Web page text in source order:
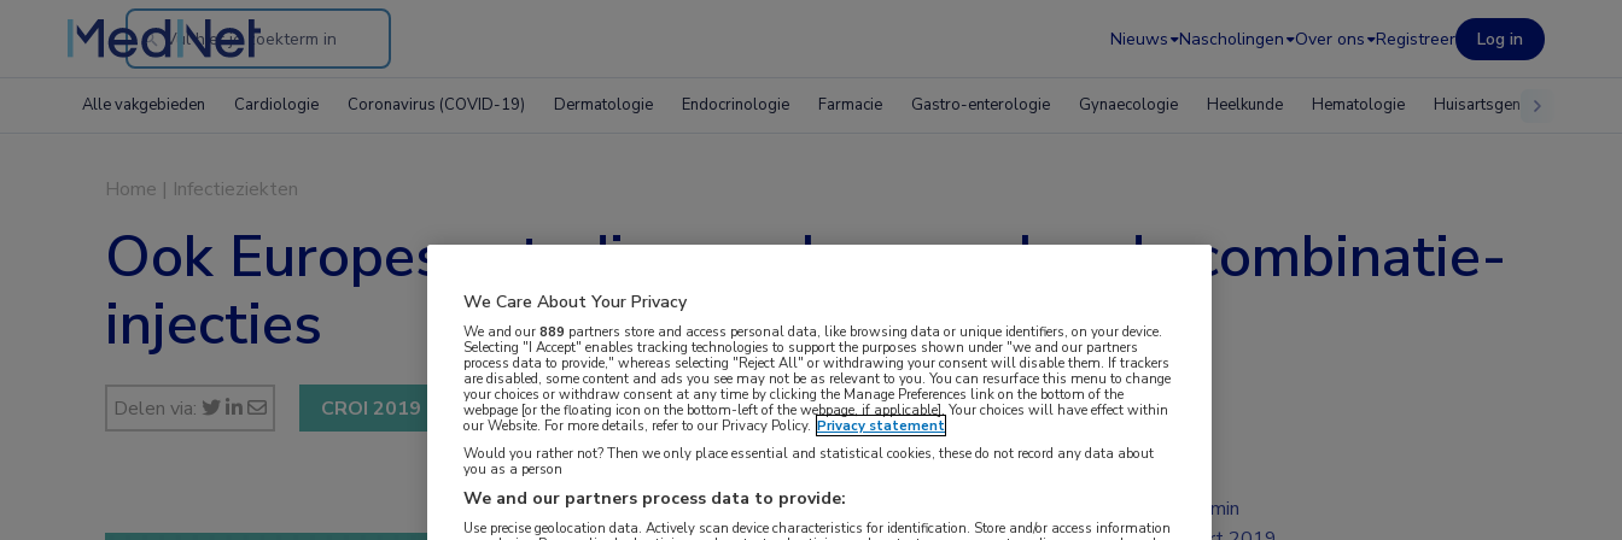
Search
the
Nieuws Nascholingen Over ons Registreer Log in
Alle vakgebieden Cardiologie Coronavirus (COVID-19) Dermatologie Endocrinologie Farmacie Gastro-enterologie Gynaecologie Heelkunde Hematologie Huisartsgeneeskunde
Home | Infectieziekten
Ook Europese studie naar langwerkende combinatie-
injecties
Delen via: CROI 2019
2 min
We Care About Your Privacy
We and our889 partners store and access personal data, like browsing data or unique identifiers, on your device.
Selecting "I Accept" enables tracking technologies to support the purposes shown under "we and our partners
process data to provide," whereas selecting "Reject All" or withdrawing your consent will disable them. If trackers
are disabled, some content and ads you see may not be as relevant to you. You can resurface this menu to change
your choices or withdraw consent at any time by clicking the Manage Preferences link on the bottom of the
webpage [or the floating icon on the bottom-left of the webpage, if applicable]. Your choices will have effect within
our Website. For more details, refer to our Privacy Policy. Privacy statement
Would you rather not? Then we only place essential and statistical cookies, these do not record any data about
you as a person
We and our partners process data to provide:
Use precise geolocation data. Actively scan device characteristics for identification. Store and/or access information